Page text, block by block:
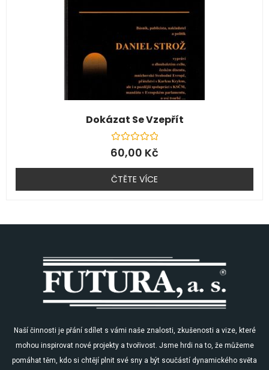
Dokázat Se Vzepřít
Hodnocení
0
5
60,00 Kč
ČTĚTE VÍCE
Naší činnosti je přání sdílet s vámi naše znalosti, zkušenosti a vize, které
mohou inspirovat nové projekty a tvořivost. Jsme hrdi na to, že můžeme
pomáhat těm, kdo si chtějí plnit své sny a být součástí dynamického světa